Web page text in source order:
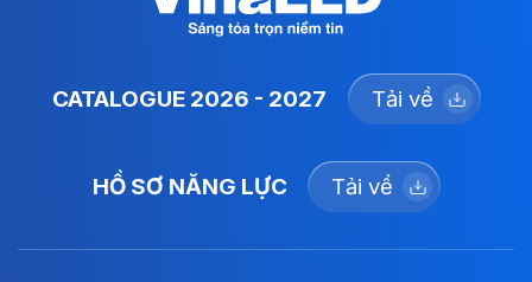
CATALOGUE 2026 - 2027 Tải về
HỒ SƠ NĂNG LỰC Tải về